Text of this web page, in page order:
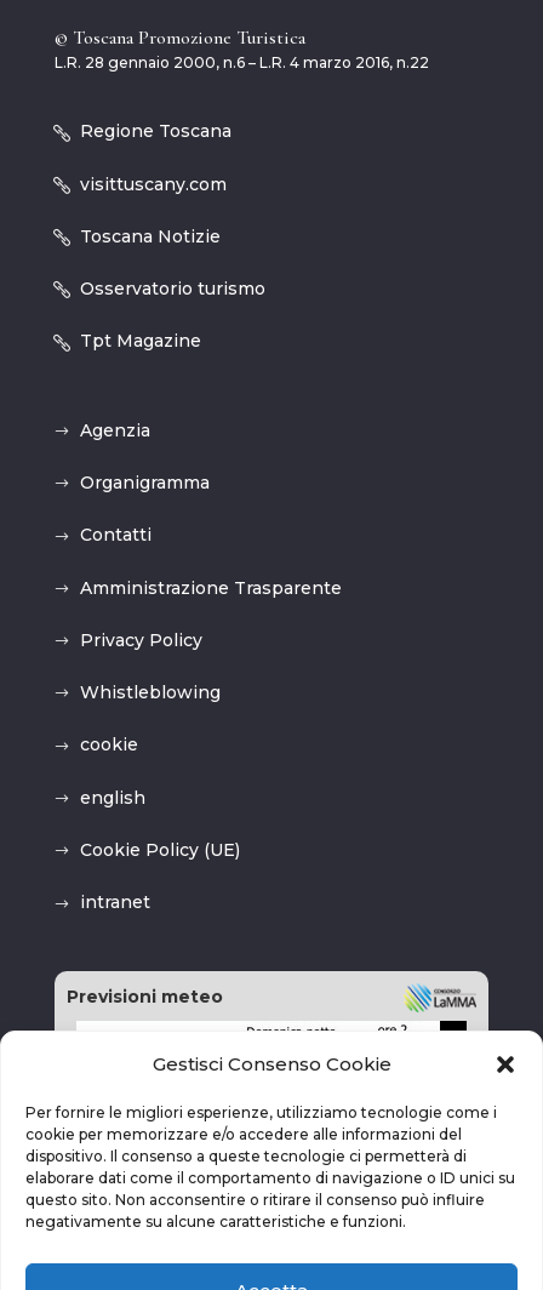
Gestisci Consenso Cookie
Per fornire le migliori esperienze, utilizziamo tecnologie come i
cookie per memorizzare e/o accedere alle informazioni del
dispositivo. Il consenso a queste tecnologie ci permetterà di
elaborare dati come il comportamento di navigazione o ID unici su
questo sito. Non acconsentire o ritirare il consenso può influire
negativamente su alcune caratteristiche e funzioni.
© Toscana Promozione Turistica
L.R. 28 gennaio 2000, n.6 – L.R. 4 marzo 2016, n.22
Regione Toscana
visittuscany.com
Toscana Notizie
Osservatorio turismo
Tpt Magazine
Agenzia
Organigramma
Contatti
Amministrazione Trasparente
Privacy Policy
Whistleblowing
cookie
english
Cookie Policy (UE)
intranet
Previsioni meteo